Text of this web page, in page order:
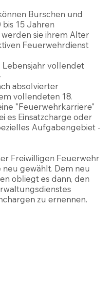
Burschen und
15 Jahren
sie ihrem Alter
Feuerwehrdienst
Lebensjahr vollendet
absolvierter
vollendeten 18.
"Feuerwehrkarriere"
es Einsatzcharge oder
Aufgabengebiet -
Freiwilligen Feuerwehr
gewählt. Dem neu
obliegt es dann, den
zu ernennen.